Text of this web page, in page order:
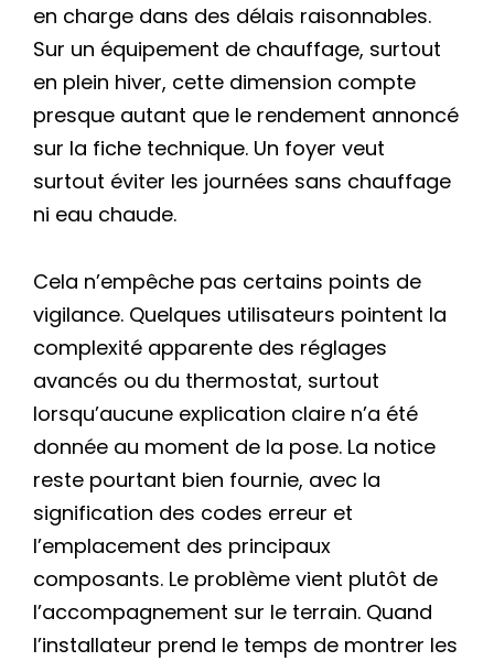
en charge dans des délais raisonnables.
Sur un équipement de chauffage, surtout
en plein hiver, cette dimension compte
presque autant que le rendement annoncé
sur la fiche technique. Un foyer veut
surtout éviter les journées sans chauffage
ni eau chaude.
Cela n’empêche pas certains points de
vigilance. Quelques utilisateurs pointent la
complexité apparente des réglages
avancés ou du thermostat, surtout
lorsqu’aucune explication claire n’a été
donnée au moment de la pose. La notice
reste pourtant bien fournie, avec la
signification des codes erreur et
l’emplacement des principaux
composants. Le problème vient plutôt de
l’accompagnement sur le terrain. Quand
l’installateur prend le temps de montrer les